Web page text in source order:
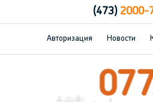
(473)2000-
Авторизация Новости